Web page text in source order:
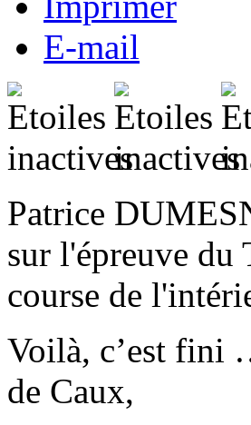
E-mail
Patrice
sur l'épreuve du
course de
Voilà, c’est fini
de Caux,